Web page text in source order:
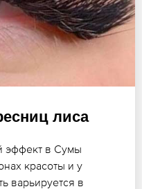
лиса
эффект в Сумы
красоты и у
варьируется в